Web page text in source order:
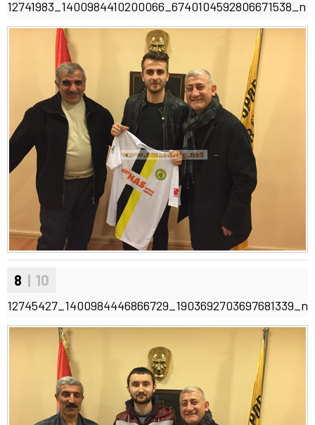
12741983_1400984410200066_6740104592806671538_n
8 | 10
12745427_1400984446866729_1903692703697681339_n